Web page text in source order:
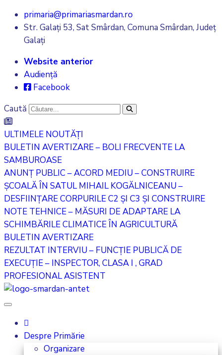
primaria@primariasmardan.ro
Str. Galați 53, Sat Smârdan, Comuna Smârdan, Județ
Galați
Website anterior
Audiență
Facebook
Caută
ULTIMELE NOUTĂȚI
BULETIN AVERTIZARE – BOLI FRECVENTE LA
SAMBUROASE
ANUNȚ PUBLIC – ACORD MEDIU – CONSTRUIRE
ȘCOALĂ ÎN SATUL MIHAIL KOGĂLNICEANU –
DESFIINȚARE CORPURILE C2 ȘI C3 ȘI CONSTRUIRE
NOTE TEHNICE – MĂSURI DE ADAPTARE LA
SCHIMBĂRILE CLIMATICE ÎN AGRICULTURĂ
BULETIN AVERTIZARE
REZULTAT INTERVIU – FUNCȚIE PUBLICĂ DE
EXECUȚIE – INSPECTOR, CLASA I , GRAD
PROFESIONAL ASISTENT
Despre Primărie
Organizare